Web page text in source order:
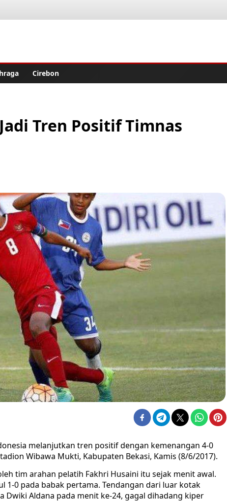
Cirebon
Tren Positif Timnas
melanjutkan tren positif dengan kemenangan 4-0
Wibawa Mukti, Kabupaten Bekasi, Kamis (8/6/2017).
tim arahan pelatih Fakhri Husaini itu sejak menit awal.
1-0 pada babak pertama. Tendangan dari luar kotak
Dwiki Aldana pada menit ke-24, gagal dihadang kiper